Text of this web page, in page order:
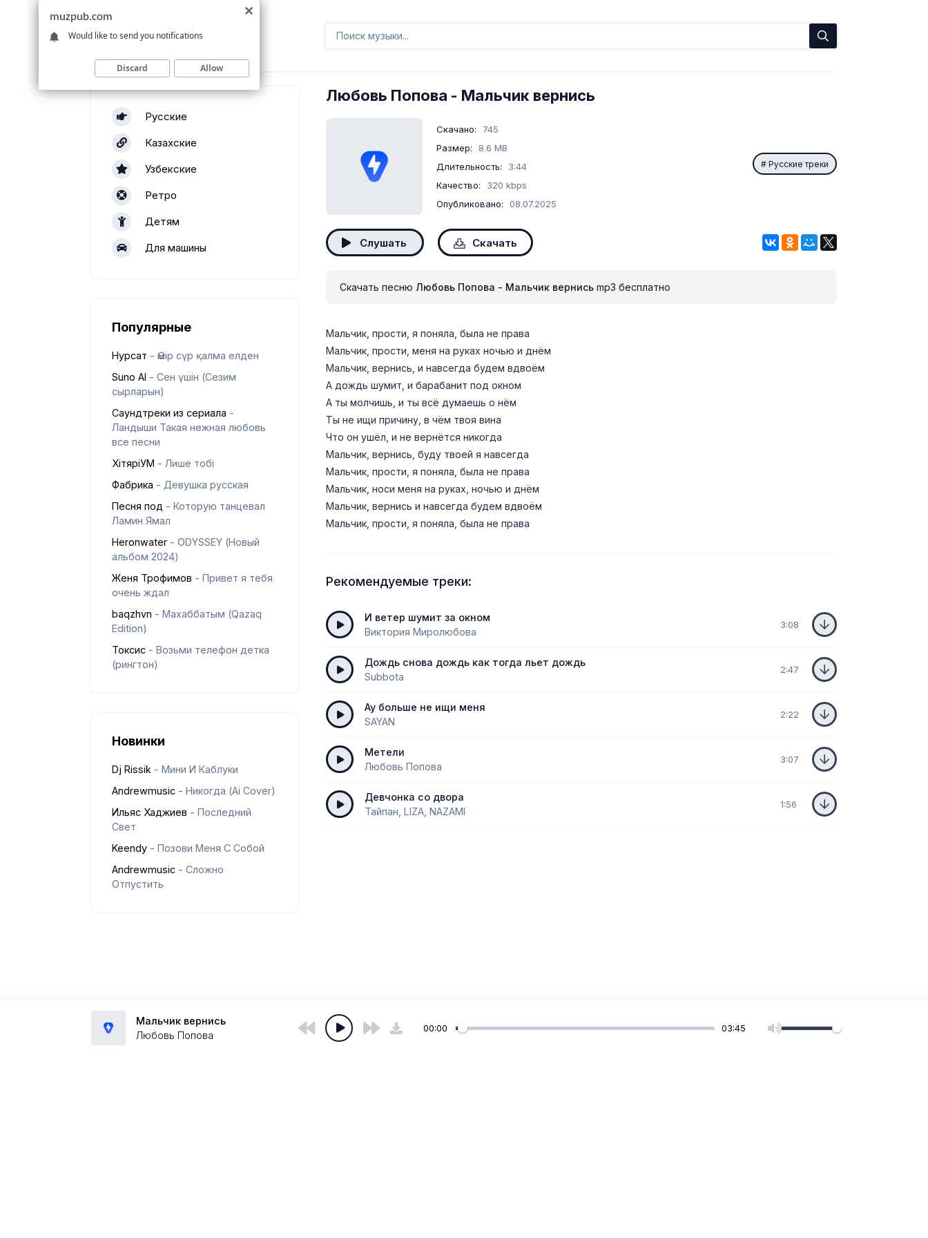
Русские
Казахские
Узбекские
Ретро
Детям
Для машины
Популярные
Нурсат - Өмір сүр қалма елден
Suno AI - Сен үшін (Сезим
сырларын)
Саундтреки из сериала -
Ландыши Такая нежная любовь
все песни
ХітяріУМ - Лише тобі
Фабрика - Девушка русская
Песня под - Которую танцевал
Ламин Ямал
Heronwater - ODYSSEY (Новый
альбом 2024)
Женя Трофимов - Привет я тебя
очень ждал
baqzhvn - Махаббатым (Qazaq
Edition)
Токсис - Возьми телефон детка
(рингтон)
Новинки
Dj Rissik - Мини И Каблуки
Andrewmusic - Никогда (Ai Cover)
Ильяс Хаджиев - Последний
Свет
Keendy - Позови Меня С Собой
Andrewmusic - Сложно
Отпустить
Любовь Попова - Мальчик вернись
Скачано:
745
Размер:
8.6 MB
Длительность:
3:44
Качество:
320 kbps
Опубликовано:
08.07.2025
Русские треки
Слушать Скачать
Скачать песню Любовь Попова - Мальчик вернись mp3 бесплатно
Мальчик, прости, я поняла, была не права
Мальчик, прости, меня на руках ночью и днём
Мальчик, вернись, и навсегда будем вдвоём
А дождь шумит, и барабанит под окном
А ты молчишь, и ты всё думаешь о нём
Ты не ищи причину, в чём твоя вина
Что он ушёл, и не вернётся никогда
Мальчик, вернись, буду твоей я навсегда
Мальчик, прости, я поняла, была не права
Мальчик, носи меня на руках, ночью и днём
Мальчик, вернись и навсегда будем вдвоём
Мальчик, прости, я поняла, была не права
Рекомендуемые треки:
И ветер шумит за окном
Виктория Миролюбова
3:08
Дождь снова дождь как тогда льет дождь
Subbota
2:47
Ау больше не ищи меня
SAYAN
2:22
Метели
Любовь Попова
3:07
Девчонка со двора
Тайпан, LIZA, NAZAMI
1:56
Мальчик вернись
Любовь Попова
00:00 03:45
muzpub.com
Would like to send you notifications
Discard Allow